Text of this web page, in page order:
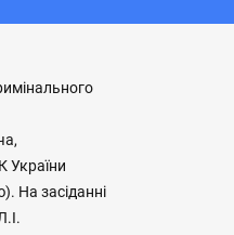
України
На засіданні